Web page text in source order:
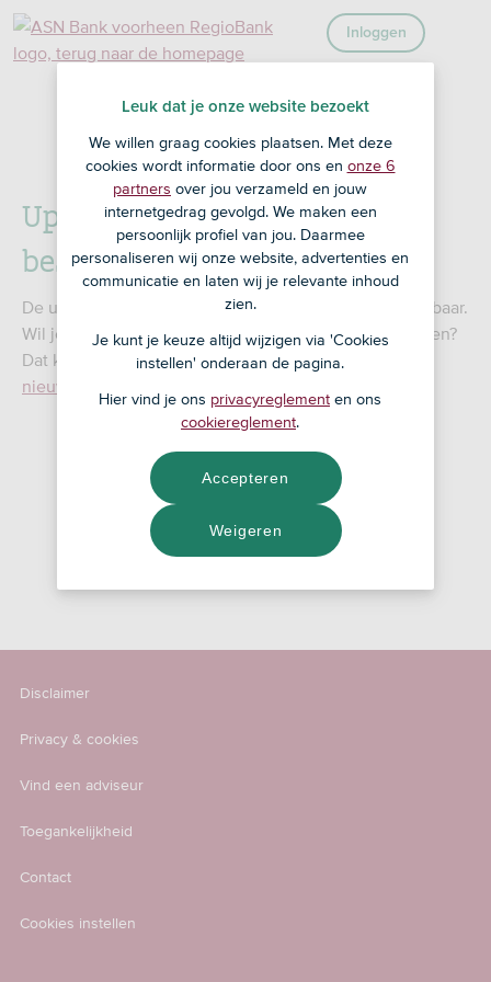
">">
Leuk dat je onze website bezoekt
We willen graag cookies plaatsen. Met deze
cookies wordt informatie door ons en onze 6
partners over jou verzameld en jouw
internetgedrag gevolgd. We maken een
persoonlijk profiel van jou. Daarmee
personaliseren wij onze website, advertenties en
communicatie en laten wij je relevante inhoud
zien.
Je kunt je keuze altijd wijzigen via 'Cookies
instellen' onderaan de pagina.
Hier vind je ons privacyreglement en ons
cookiereglement.
Weigeren
Accepteren
"> Inloggen
Uploadtool niet meer beschikbaar
Uploadtool niet meer
beschikbaar
De uploadtool Hypotheekbeheer is niet meer beschikbaar.
Wil je hypotheekstukken van je klant naar ons toesturen?
Dat kan alleen nog via MijnKantoor.In dit
nieuwsbericht
Disclaimer
Privacy & cookies
Vind een adviseur
Toegankelijkheid
Contact
Cookies instellen